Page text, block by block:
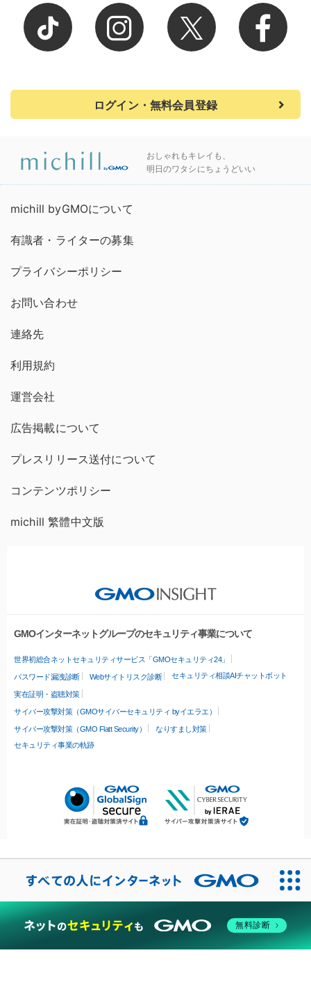
ログイン・無料会員登録
おしゃれもキレイも、
明日のワタシにちょうどいい
michill byGMOについて
有識者・ライターの募集
プライバシーポリシー
お問い合わせ
連絡先
利用規約
運営会社
広告掲載について
プレスリリース送付について
コンテンツポリシー
michill 繁體中文版
GMOインターネットグループのセキュリティ事業について
世界初総合ネットセキュリティサービス「GMOセキュリティ24」
パスワード漏洩診断 Webサイトリスク診断 セキュリティ相談AIチャットボット
実在証明・盗聴対策
サイバー攻撃対策（GMOサイバーセキュリティ byイエラエ）
サイバー攻撃対策（GMO Flatt Security）
なりすまし対策
セキュリティ事業の軌跡
無料診断